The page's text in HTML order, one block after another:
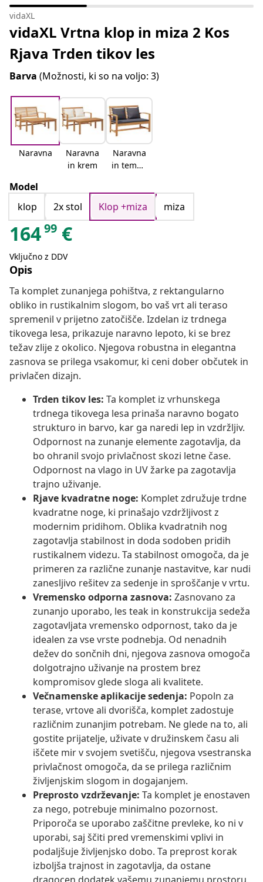
vidaXL
vidaXL Vrtna klop in miza 2 Kos
Rjava Trden tikov les
Barva (Možnosti, ki so na voljo: 3)
Naravna
Naravna
in krem
Naravna
in temno
Model
klop
2x stol Klop +miza miza
16499 €
Vključno z DDV
Opis
Ta komplet zunanjega pohištva, z rektangularno
obliko in rustikalnim slogom, bo vaš vrt ali teraso
spremenil v prijetno zatočišče. Izdelan iz trdnega
tikovega lesa, prikazuje naravno lepoto, ki se brez
težav zlije z okolico. Njegova robustna in elegantna
zasnova se prilega vsakomur, ki ceni dober občutek in
privlačen dizajn.
Trden tikov les: Ta komplet iz vrhunskega
trdnega tikovega lesa prinaša naravno bogato
strukturo in barvo, kar ga naredi lep in vzdržljiv.
Odpornost na zunanje elemente zagotavlja, da
bo ohranil svojo privlačnost skozi letne čase.
Odpornost na vlago in UV žarke pa zagotavlja
trajno uživanje.
Rjave kvadratne noge: Komplet združuje trdne
kvadratne noge, ki prinašajo vzdržljivost z
modernim pridihom. Oblika kvadratnih nog
zagotavlja stabilnost in doda sodoben pridih
rustikalnem videzu. Ta stabilnost omogoča, da je
primeren za različne zunanje nastavitve, kar nudi
zanesljivo rešitev za sedenje in sproščanje v vrtu.
Vremensko odporna zasnova: Zasnovano za
zunanjo uporabo, les teak in konstrukcija sedeža
zagotavljata vremensko odpornost, tako da je
idealen za vse vrste podnebja. Od nenadnih
dežev do sončnih dni, njegova zasnova omogoča
dolgotrajno uživanje na prostem brez
kompromisov glede sloga ali kvalitete.
Večnamenske aplikacije sedenja: Popoln za
terase, vrtove ali dvorišča, komplet zadostuje
različnim zunanjim potrebam. Ne glede na to, ali
gostite prijatelje, uživate v družinskem času ali
iščete mir v svojem svetišču, njegova vsestranska
privlačnost omogoča, da se prilega različnim
življenjskim slogom in dogajanjem.
Preprosto vzdrževanje: Ta komplet je enostaven
za nego, potrebuje minimalno pozornost.
Priporoča se uporabo zaščitne prevleke, ko ni v
uporabi, saj ščiti pred vremenskimi vplivi in
podaljšuje življenjsko dobo. Ta preprost korak
izboljša trajnost in zagotavlja, da ostane